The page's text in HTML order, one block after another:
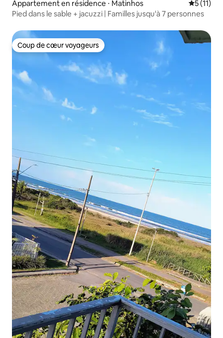
Appartement en résidence ⋅ Matinhos
5 (11)
Pied dans le sable + jacuzzi | Familles jusqu'à 7 personnes
Coup de cœur voyageurs
Coup de cœur voyageurs